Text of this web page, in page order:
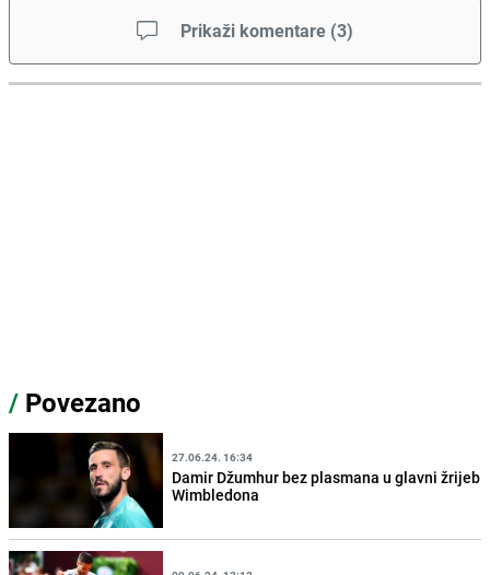
Prikaži komentare (3)
/ Povezano
27.06.24. 16:34
Damir Džumhur bez plasmana u glavni žrijeb
Wimbledona